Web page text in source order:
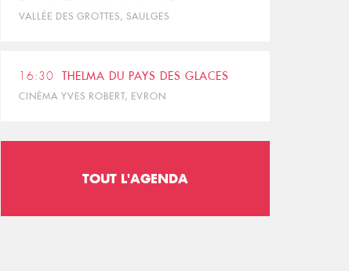
VALLÉE DES GROTTES, SAULGES
16:30 THELMA DU PAYS DES GLACES
CINÉMA YVES ROBERT, EVRON
TOUT L'AGENDA